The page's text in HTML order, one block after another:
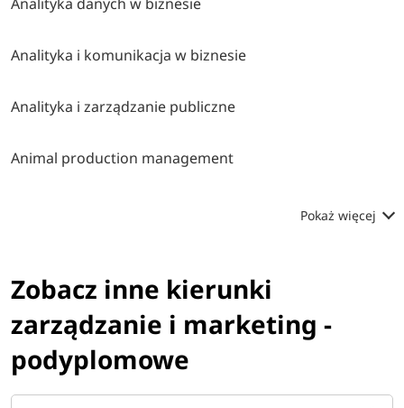
Analityka i komunikacja w biznesie
Analityka i zarządzanie publiczne
Animal production management
Pokaż więcej
Zobacz inne kierunki
zarządzanie i marketing -
podyplomowe